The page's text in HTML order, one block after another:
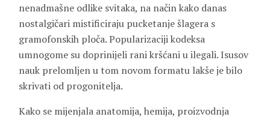
nenadmašne odlike svitaka, na način kako danas
nostalgičari mistificiraju pucketanje šlagera s
gramofonskih ploča. Popularizaciji kodeksa
umnogome su doprinijeli rani kršćani u ilegali. Isusov
nauk prelomljen u tom novom formatu lakše je bilo
skrivati od progonitelja.
Kako se mijenjala anatomija, hemija, proizvodnja